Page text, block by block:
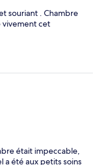
souriant . Chambre
cet
était impeccable,
a été aux petits soins